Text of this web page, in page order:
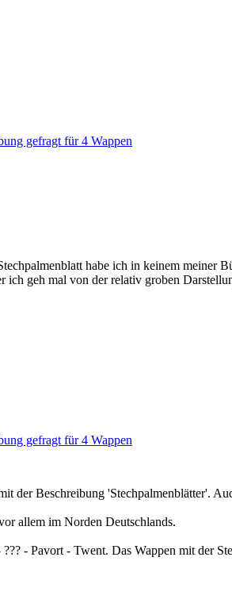
gefragt für 4 Wappen
habe ich in keinem meiner
ich geh mal von der relativ groben
gefragt für 4 Wappen
der Beschreibung 'Stechpalmenblätter'.
allem im Norden Deutschlands.
- Pavort - Twent. Das Wappen mit der